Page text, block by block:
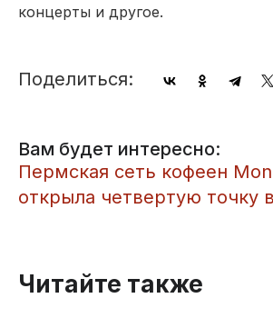
концерты и другое.
Поделиться:
Вам будет интересно:
​Пермская сеть кофеен
открыла четвертую точку
Читайте также